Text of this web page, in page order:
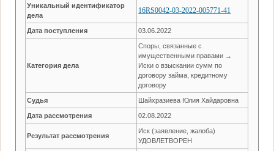
Уникальный идентификатор
дела
16RS0042-03-2022-005771-41
Дата поступления 03.06.2022
Категория дела
Споры, связанные с
имущественными правами →
Иски о взыскании сумм по
договору займа, кредитному
договору
Судья Шайхразиева Юлия Хайдаровна
Дата рассмотрения 02.08.2022
Результат рассмотрения
Иск (заявление, жалоба)
УДОВЛЕТВОРЕН